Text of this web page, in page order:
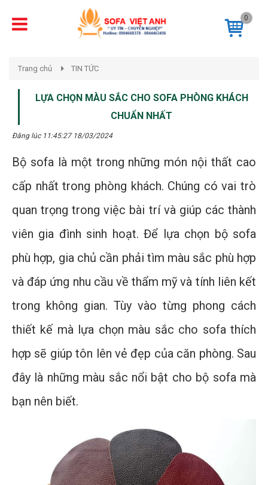
0
Trang chủ TIN TỨC
LỰA CHỌN MÀU SẮC CHO SOFA PHÒNG KHÁCH
CHUẨN NHẤT
Đăng lúc 11:45:27 18/03/2024
Bộ sofa là một trong những món nội thất cao
cấp nhất trong phòng khách. Chúng có vai trò
quan trọng trong việc bài trí và giúp các thành
viên gia đình sinh hoạt. Để lựa chọn bộ sofa
phù hợp, gia chủ cần phải tìm màu sắc phù hợp
và đáp ứng nhu cầu về thẩm mỹ và tính liên kết
trong không gian. Tùy vào từng phong cách
thiết kế mà lựa chọn màu sắc cho sofa thích
hợp sẽ giúp tôn lên vẻ đẹp của căn phòng. Sau
đây là những màu sắc nổi bật cho bộ sofa mà
bạn nên biết.